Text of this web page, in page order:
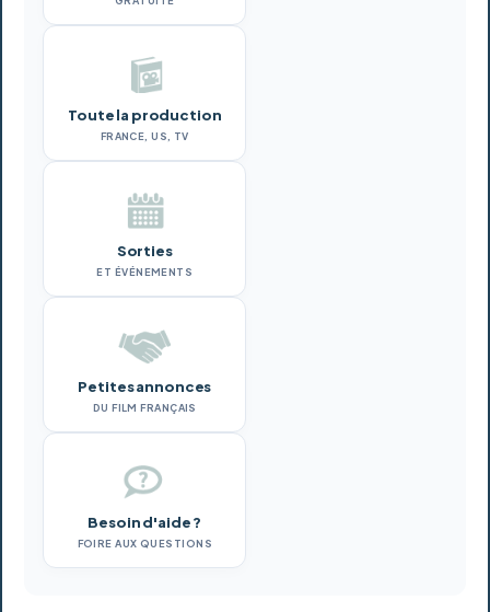
Toute la production
FRANCE, US, TV
Sorties
ET ÉVÉNEMENTS
Petites annonces
DU FILM FRANÇAIS
Besoin d'aide ?
FOIRE AUX QUESTIONS